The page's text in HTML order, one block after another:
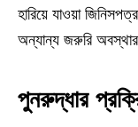
হারিয়ে যাওয়া
অন্যান্য জরুরি
পুনরুদ্ধার